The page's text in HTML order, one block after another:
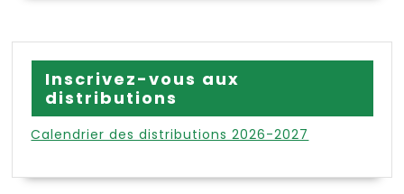
Inscrivez-vous aux
distributions
Calendrier des distributions 2026-2027